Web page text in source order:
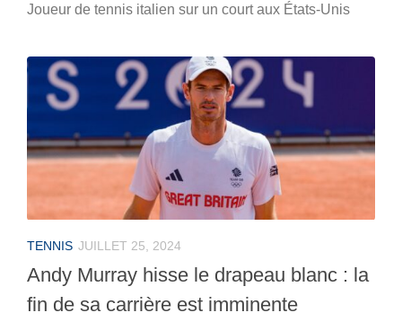
Joueur de tennis italien sur un court aux États-Unis
TENNIS JUILLET 25, 2024
Andy Murray hisse le drapeau blanc : la
fin de sa carrière est imminente